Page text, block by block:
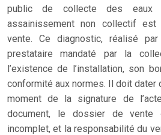
public de collecte des eaux
assainissement non collectif
vente. Ce diagnostic, réalisé
prestataire mandaté par la
l’existence de l’installation, son
conformité aux normes. Il doit dater
moment de la signature de
document, le dossier de vente
incomplet, et la responsabilité du